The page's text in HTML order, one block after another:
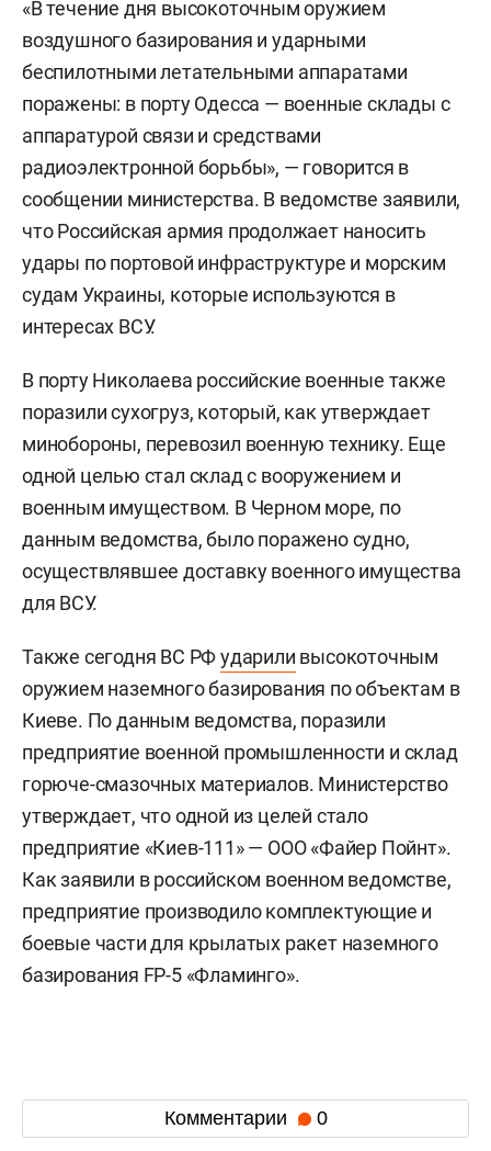
«В течение дня высокоточным оружием
воздушного базирования и ударными
беспилотными летательными аппаратами
поражены: в порту Одесса — военные склады с
аппаратурой связи и средствами
радиоэлектронной борьбы», — говорится в
сообщении министерства. В ведомстве заявили,
что Российская армия продолжает наносить
удары по портовой инфраструктуре и морским
судам Украины, которые используются в
интересах ВСУ.
В порту Николаева российские военные также
поразили сухогруз, который, как утверждает
минобороны, перевозил военную технику. Еще
одной целью стал склад с вооружением и
военным имуществом. В Черном море, по
данным ведомства, было поражено судно,
осуществлявшее доставку военного имущества
для ВСУ.
Также сегодня ВС РФударили высокоточным
оружием наземного базирования по объектам в
Киеве. По данным ведомства, поразили
предприятие военной промышленности и склад
горюче-смазочных материалов. Министерство
утверждает, что одной из целей стало
предприятие «Киев-111» — ООО «Файер Пойнт».
Как заявили в российском военном ведомстве,
предприятие производило комплектующие и
боевые части для крылатых ракет наземного
базирования FP-5 «Фламинго».
Комментарии 0